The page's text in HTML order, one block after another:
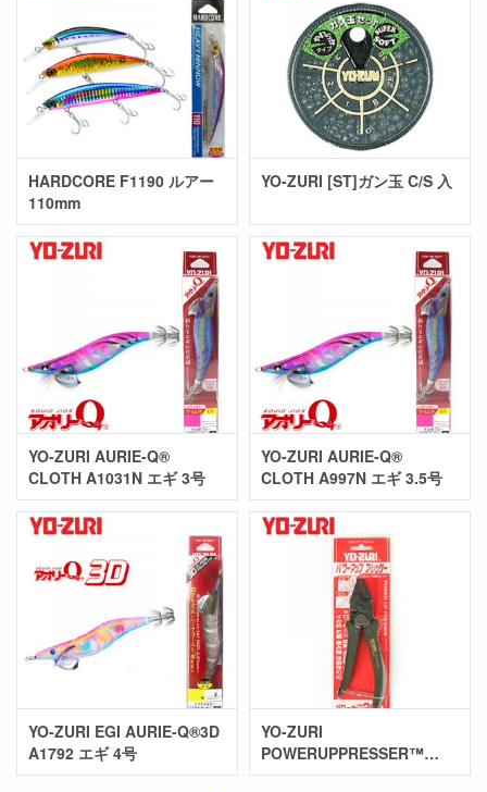
HARDCORE F1190 ルアー
110mm
YO-ZURI [ST]ガン玉 C/S 入
YO-ZURI AURIE-Q®
CLOTH A1031N エギ 3号
YO-ZURI AURIE-Q®
CLOTH A997N エギ 3.5号
YO-ZURI EGI AURIE-Q®3D
A1792 エギ 4号
YO-ZURI
POWERUPPRESSER™
H654